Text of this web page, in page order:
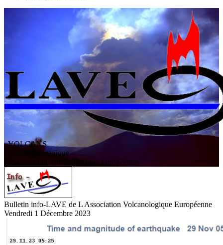
VOLCANS
/ Activité volcanique
ssociation V olcanologiqueEuropéenne
Bulletin info-LAVE de L Association Volcanologique Européenne
Vendredi 1 Décembre 2023